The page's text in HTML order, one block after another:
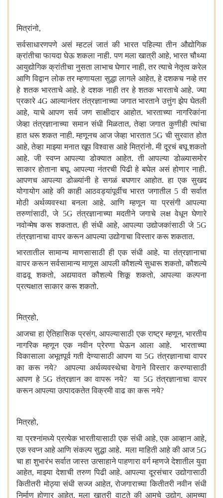
मित्रांनो,
सर्वसाधारणपणे असं म्हटलं जातं की भारत पहिल्या तीन औद्योगिक
क्रांतीचा फायदा घेऊ शकला नाही. पण मला खात्री आहे, भारत चौथ्या
आयुद्योगिक क्रांतीचा नुसता लाभाच घेणार नाही,तर त्याचे नेतृत्व करेल
आणि विद्वान लोक तर म्हणायला सुद्धा लागले आहेत,हे दशकच नव्हे तर
हे शतक भारताचे आहे. हे दशक नाही तर हे शतक भारताचे आहे. ज्या
प्रकारे 4G आल्यानंतर तंत्रज्ञानाच्या जगात भारताने उत्तुंग झेप घेतली
आहे,याचे आपण सर्व जण साक्षीदार आहोत. भारताच्या नागरिकांना
जेव्हा तंत्रज्ञानाच्या समान संधी मिळतात,तेव्हा जगात कुणीही त्यांचा
हात धरू शकत नाही. म्हणूनच आज जेव्हा भारतात 5Gची सुरवात होत
आहे,तेव्हा माझ्या मनात खूप विश्वास आहे मित्रांनो. मी दूरचं बघू शकतो
आहे. जी स्वप्न आपल्या डोक्यात आहेत. ती आपल्या डोळ्यासमोर
साकार होताना बघू. आपल्या नंतरची पिढी हे बघेल असं होणार नाही.
आपणच आपल्या डोळ्यांनी हे सगळं बघणार आहोत. हा एक सुखद
योगायोग आहे की काही आठवड्यांपूर्वीच भारत जगातील 5 वी सर्वात
मोठी अर्थव्यवस्था बनला आहे. आणि म्हणून या प्रसंगी आपल्या
तरुणांसाठी,जे 5Gतंत्रज्ञानाच्या मदतीने जगाचे लक्ष वेधून घेणारे
नवोन्मेष करू शकतात. ही संधी आहे, आपल्या उद्योजकांसाठी जे 5G
तंत्रज्ञानाचा वापर करून आपल्या उद्योगाचा विस्तार करू शकतात.
भारतातील सामान्य माणसासाठी ही एक संधी आहे. या तंत्रज्ञानाचा
वापर करून सर्वसामान्य माणूस आपली कौशल्ये सुधारू शकतो,कौशल्ये
वाढवू शकतो,अद्ययावत कौशल्ये शिकू शकतो,आपल्या कल्पना
प्रत्यक्षात साकार करू शकतो.
मित्रहो,
आजचा हा ऐतिहासिक प्रसंग, आपल्यासाठी एक राष्ट्र म्हणून, भारतीय
नागरिक म्हणून एक नवीन प्रेरणा घेऊन आला आहे. भारताच्या
विकासाला अभूतपूर्व गती देण्यासाठी आपण या 5Gतंत्रज्ञानाचा वापर
का करू नये? आपल्या अर्थव्यवस्थेचा वेगाने विस्तार करण्यासाठी
आपण हे 5Gतंत्रज्ञान का वापरू नये?या 5Gतंत्रज्ञानाचा वापर
करून आपल्या उत्पादकतेत विक्रमी वाढ का करू नये?
मित्रहो,
या प्रश्नांमध्ये प्रत्येक भारतीयासाठी एक संधी आहे,एक आव्हान आहे,
एक स्वप्न आहे आणि संकल्प सुद्धा आहे. मला माहिती आहे की आज 5G
चा हा शुभारंभ सर्वात जास्त उत्साहाने पाहणारा वर्ग म्हणजे देशातील युवा
आहेत,माझ्या देशाची तरुण पिढी आहे. आपल्या दूरसंचार उद्योगासाठी
कितीतरी मोठ्या संधी सज्ज आहेत,रोजगाराच्या कितीतरी नवीन संधी
निर्माण होणार आहेत. मला खात्री वाटते की आमचे उद्योग,आमच्या